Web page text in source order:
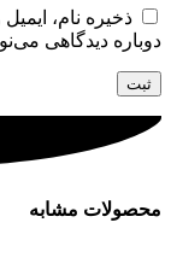
ذخیره نام،
دوباره دیدگاهی
محصولات مشابه